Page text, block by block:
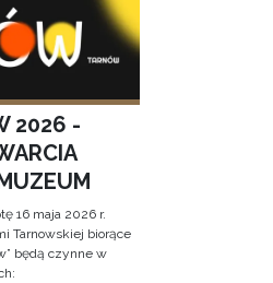
2026 -
16 maja 2026 r.
Tarnowskiej biorące
będą czynne w